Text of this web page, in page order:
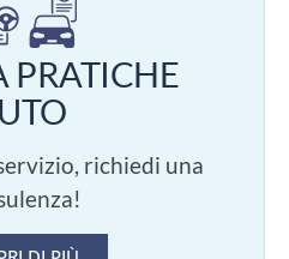
PRATICHE
richiedi una